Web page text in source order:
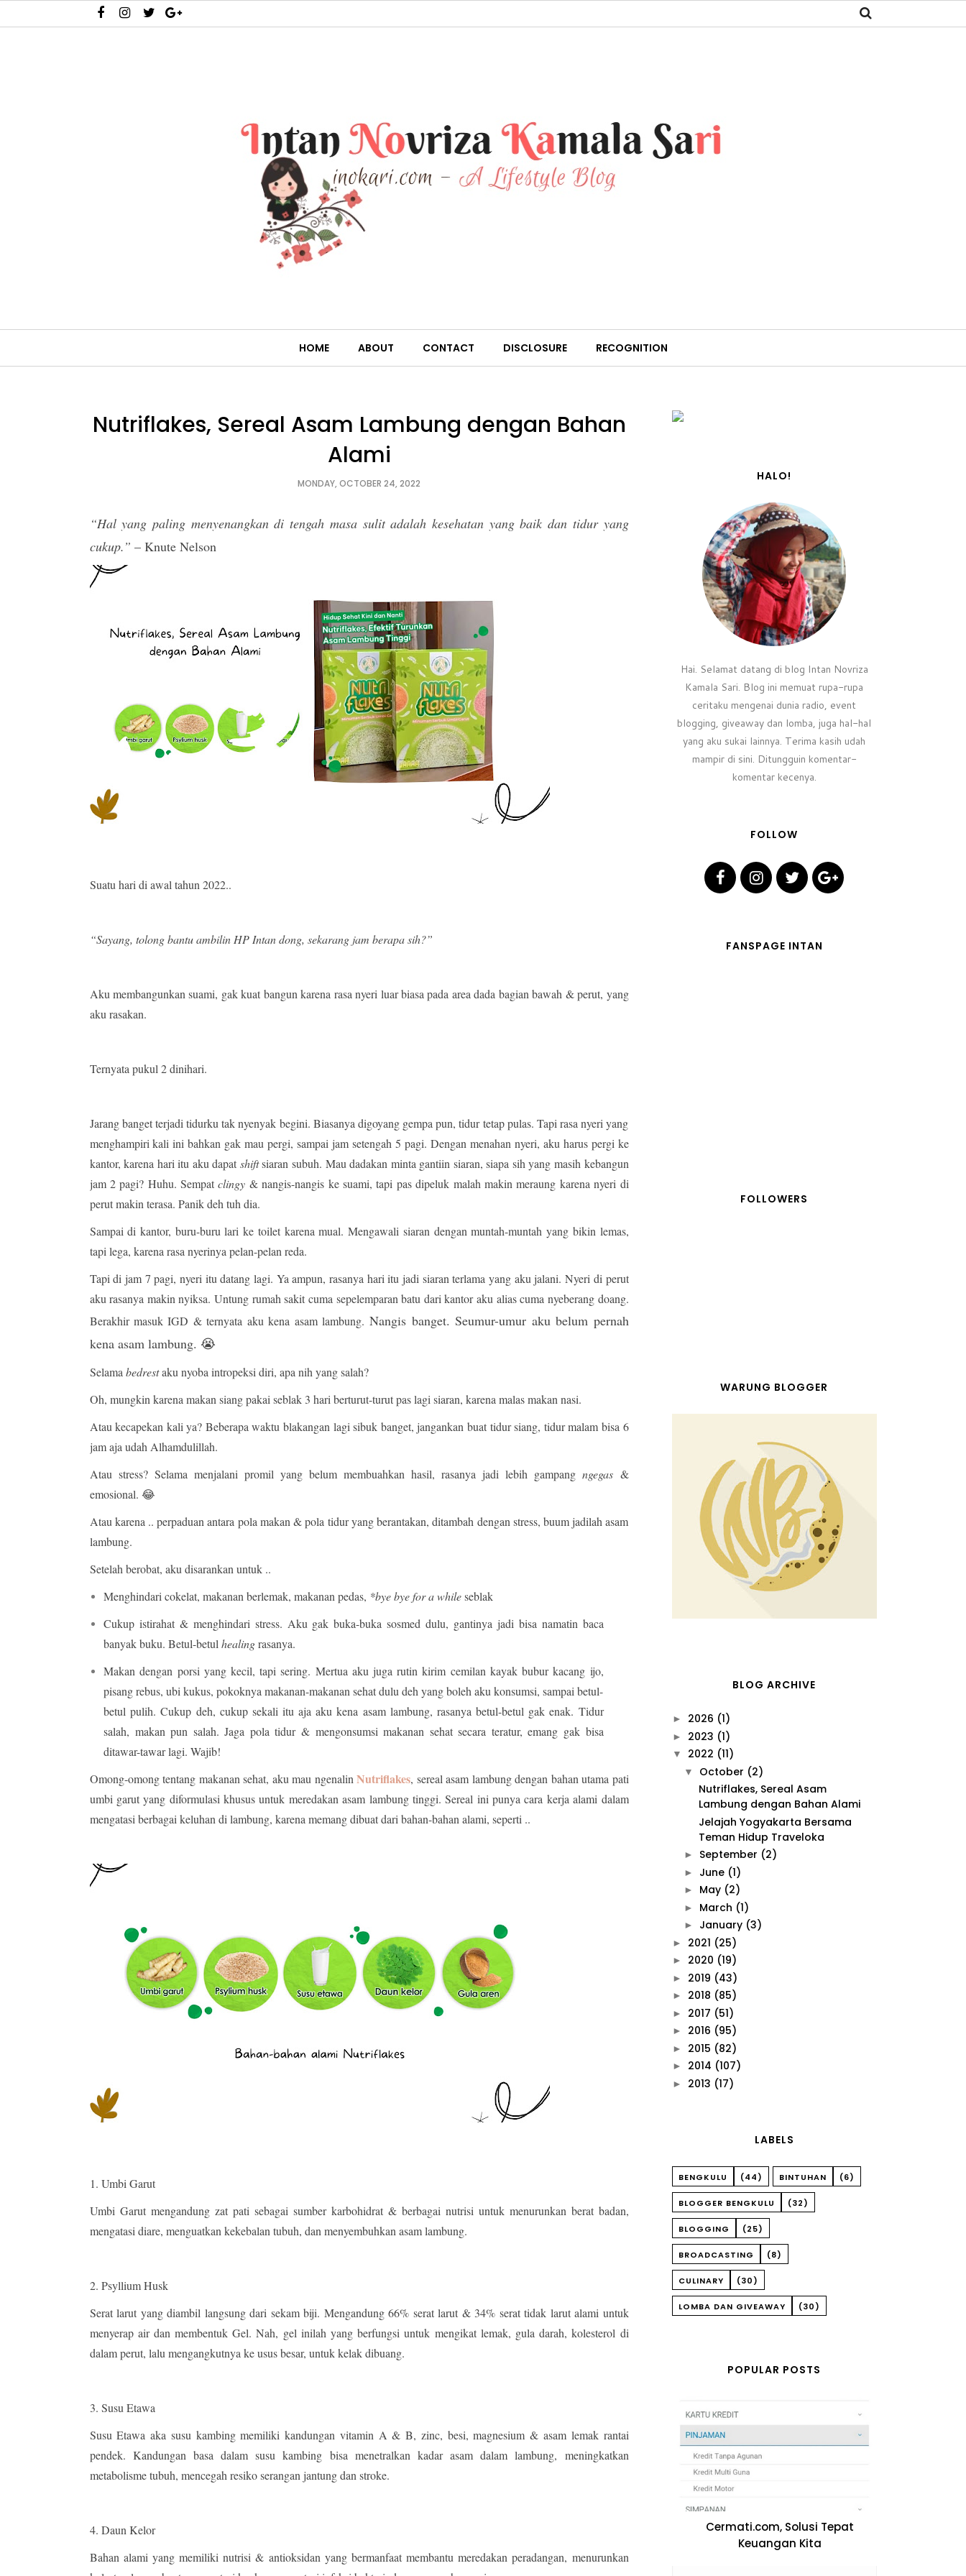
HOME ABOUT CONTACT DISCLOSURE RECOGNITION
Nutriflakes, Sereal Asam Lambung dengan Bahan
Alami
MONDAY, OCTOBER 24, 2022
“Hal yang paling menyenangkan di tengah masa sulit adalah kesehatan yang baik dan tidur yang
cukup.” – Knute Nelson
Suatu hari di awal tahun 2022..
“Sayang, tolong bantu ambilin HP Intan dong, sekarang jam berapa sih?”
Aku membangunkan suami, gak kuat bangun karena rasa nyeri luar biasa pada area dada bagian bawah & perut, yang
aku rasakan.
Ternyata pukul 2 dinihari.
Jarang banget terjadi tidurku tak nyenyak begini. Biasanya digoyang gempa pun, tidur tetap pulas. Tapi rasa nyeri yang
menghampiri kali ini bahkan gak mau pergi, sampai jam setengah 5 pagi. Dengan menahan nyeri, aku harus pergi ke
kantor, karena hari itu aku dapat shiftsiaran subuh. Mau dadakan minta gantiin siaran, siapa sih yang masih kebangun
jam 2 pagi? Huhu. Sempatclingy & nangis-nangis ke suami, tapi pas dipeluk malah makin meraung karena nyeri di
perut makin terasa. Panik deh tuh dia.
Sampai di kantor, buru-buru lari ke toilet karena mual. Mengawali siaran dengan muntah-muntah yang bikin lemas,
tapi lega, karena rasa nyerinya pelan-pelan reda.
Tapi di jam 7 pagi, nyeri itu datang lagi. Ya ampun, rasanya hari itu jadi siaran terlama yang aku jalani. Nyeri di perut
aku rasanya makin nyiksa. Untung rumah sakit cuma sepelemparan batu dari kantor aku alias cuma nyeberang doang.
Berakhir masuk IGD & ternyata aku kena asam lambung.Nangis banget. Seumur-umur aku belum pernah
kena asam lambung. 😭
Selama bedrestaku nyoba intropeksi diri, apa nih yang salah?
Oh, mungkin karena makan siang pakai seblak 3 hari berturut-turut pas lagi siaran, karena malas makan nasi.
Atau kecapekan kali ya? Beberapa waktu blakangan lagi sibuk banget, jangankan buat tidur siang, tidur malam bisa 6
jam aja udah Alhamdulillah.
Atau stress? Selama menjalani promil yang belum membuahkan hasil, rasanya jadi lebih gampangngegas &
emosional. 😂
Atau karena .. perpaduan antara pola makan & pola tidur yang berantakan, ditambah dengan stress, buum jadilah asam
lambung.
Setelah berobat, aku disarankan untuk ..
Menghindari cokelat, makanan berlemak, makanan pedas, *bye bye for a whileseblak
Cukup istirahat & menghindari stress. Aku gak buka-buka sosmed dulu, gantinya jadi bisa namatin baca
banyak buku. Betul-betulhealingrasanya.
Makan dengan porsi yang kecil, tapi sering. Mertua aku juga rutin kirim cemilan kayak bubur kacang ijo,
pisang rebus, ubi kukus, pokoknya makanan-makanan sehat dulu deh yang boleh aku konsumsi, sampai betul-
betul pulih. Cukup deh, cukup sekali itu aja aku kena asam lambung, rasanya betul-betul gak enak. Tidur
salah, makan pun salah. Jaga pola tidur & mengonsumsi makanan sehat secara teratur, emang gak bisa
ditawar-tawar lagi. Wajib!
Omong-omong tentang makanan sehat, aku mau ngenalin Nutriflakes, sereal asam lambung dengan bahan utama pati
umbi garut yang diformulasi khusus untuk meredakan asam lambung tinggi. Sereal ini punya cara kerja alami dalam
mengatasi berbagai keluhan di lambung, karena memang dibuat dari bahan-bahan alami, seperti ..
1. Umbi Garut
Umbi Garut mengandung zat pati sebagai sumber karbohidrat & berbagai nutrisi untuk menurunkan berat badan,
mengatasi diare, menguatkan kekebalan tubuh, dan menyembuhkan asam lambung.
2. Psyllium Husk
Serat larut yang diambil langsung dari sekam biji. Mengandung 66% serat larut & 34% serat tidak larut alami untuk
menyerap air dan membentuk Gel. Nah, gel inilah yang berfungsi untuk mengikat lemak, gula darah, kolesterol di
dalam perut, lalu mengangkutnya ke usus besar, untuk kelak dibuang.
3. Susu Etawa
Susu Etawa aka susu kambing memiliki kandungan vitamin A & B, zinc, besi, magnesium & asam lemak rantai
pendek. Kandungan basa dalam susu kambing bisa menetralkan kadar asam dalam lambung, meningkatkan
metabolisme tubuh, mencegah resiko serangan jantung dan stroke.
4. Daun Kelor
Bahan alami yang memiliki nutrisi & antioksidan yang bermanfaat membantu meredakan peradangan, menurunkan
HALO!
Hai. Selamat datang di blog Intan Novriza
Kamala Sari. Blog ini memuat rupa-rupa
ceritaku mengenai dunia radio, event
blogging, giveaway dan lomba, juga hal-hal
yang aku sukai lainnya. Terima kasih udah
mampir di sini. Ditungguin komentar-
komentar kecenya.
FOLLOW
FANSPAGE INTAN
FOLLOWERS
WARUNG BLOGGER
BLOG ARCHIVE
► 2026 (1)
► 2023 (1)
▼ 2022 (11)
▼ October (2)
Nutriflakes, Sereal Asam
Lambung dengan Bahan Alami
Jelajah Yogyakarta Bersama
Teman Hidup Traveloka
► September (2)
► June (1)
► May (2)
► March (1)
► January (3)
► 2021 (25)
► 2020 (19)
► 2019 (43)
► 2018 (85)
► 2017 (51)
► 2016 (95)
► 2015 (82)
► 2014 (107)
► 2013 (17)
LABELS
BENGKULU (44) BINTUHAN (6)
BLOGGER BENGKULU (32)
BLOGGING (25)
BROADCASTING (8)
CULINARY (30)
LOMBA DAN GIVEAWAY (30)
POPULAR POSTS
Cermati.com, Solusi Tepat
Keuangan Kita